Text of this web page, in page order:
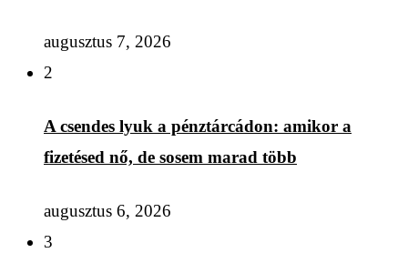
augusztus 7, 2026
2
A csendes lyuk a pénztárcádon: amikor a
fizetésed nő, de sosem marad több
augusztus 6, 2026
3